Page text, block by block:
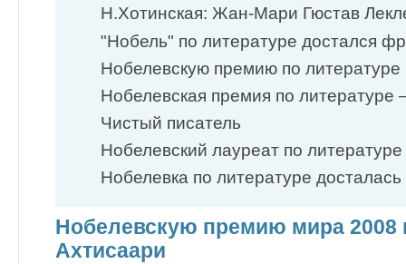
Н.Хотинская: Жан-Мари Гюстав
"Нобель" по литературе достался
Нобелевскую премию по
Нобелевская премия по
Чистый писатель
Нобелевский лауреат по
Нобелевка по литературе
Нобелевскую премию мира 2008
Ахтисаари